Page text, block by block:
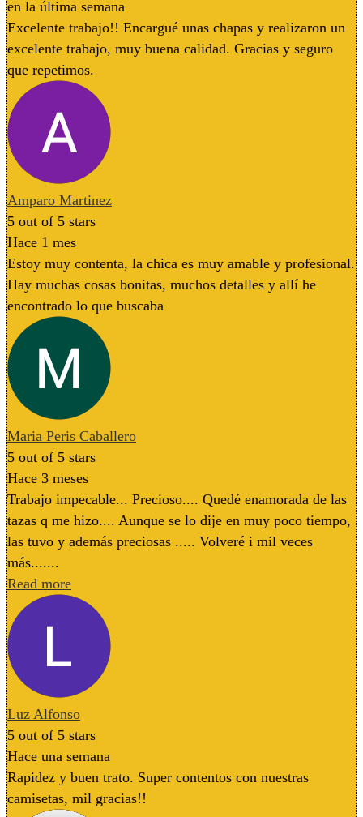
en la última semana
Excelente trabajo!! Encargué unas chapas y realizaron un
excelente trabajo, muy buena calidad. Gracias y seguro
que repetimos.
Amparo Martinez
5 out of 5 stars
Hace 1 mes
Estoy muy contenta, la chica es muy amable y profesional.
Hay muchas cosas bonitas, muchos detalles y allí he
encontrado lo que buscaba
Maria Peris Caballero
5 out of 5 stars
Hace 3 meses
Trabajo impecable... Precioso.... Quedé enamorada de las
tazas q me hizo.... Aunque se lo dije en muy poco tiempo,
las tuvo y además preciosas ..... Volveré i mil veces
más.......
Read more
Luz Alfonso
5 out of 5 stars
Hace una semana
Rapidez y buen trato. Super contentos con nuestras
camisetas, mil gracias!!